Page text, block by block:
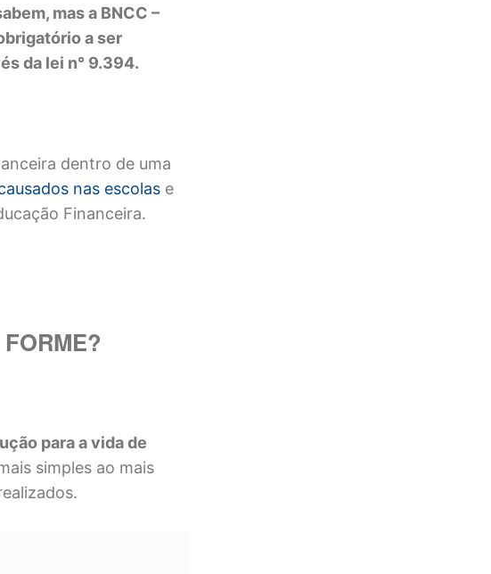
mas a BNCC –
a ser
da lei n° 9.394.
dentro de uma
nas escolas e
Financeira.
para a vida de
simples ao mais